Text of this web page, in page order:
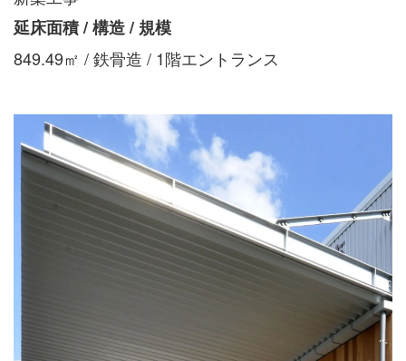
延床面積 / 構造 / 規模
849.49㎡ / 鉄骨造 / 1階エントランス